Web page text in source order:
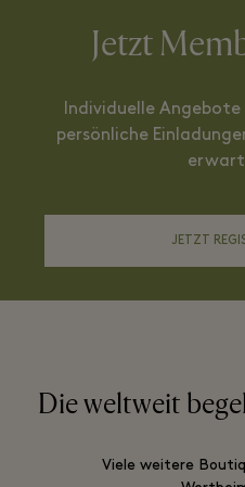
Jetzt
Individuelle
persönliche
JETZT
Die weltweit
Viele weitere